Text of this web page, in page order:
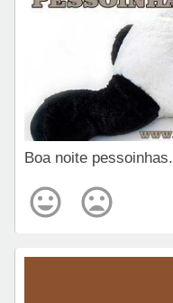
Boa noite pessoinhas.